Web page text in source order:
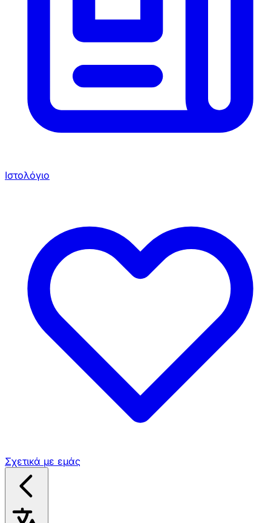
Ιστολόγιο
Σχετικά με εμάς